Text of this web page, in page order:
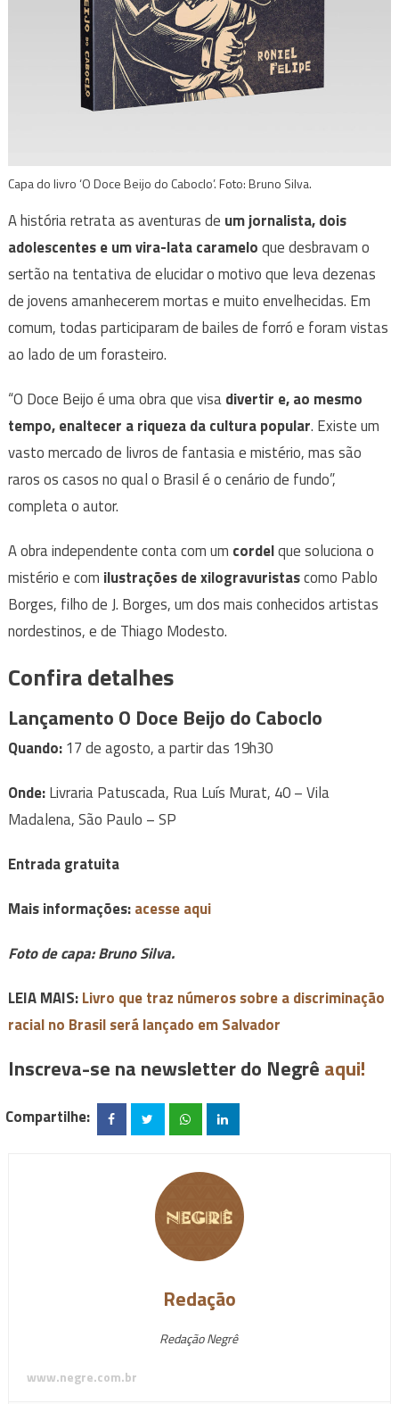
Capa do livro ‘O Doce Beijo do Caboclo’. Foto: Bruno Silva.
A história retrata as aventuras de um jornalista, dois
adolescentes e um vira-lata carameloque desbravam o
sertão na tentativa de elucidar o motivo que leva dezenas
de jovens amanhecerem mortas e muito envelhecidas. Em
comum, todas participaram de bailes de forró e foram vistas
ao lado de um forasteiro.
“O Doce Beijo é uma obra que visadivertir e, ao mesmo
tempo, enaltecer a riqueza da cultura popular. Existe um
vasto mercado de livros de fantasia e mistério, mas são
raros os casos no qual o Brasil é o cenário de fundo”,
completa o autor.
A obra independente conta com um cordelque soluciona o
mistério e com ilustrações de xilogravuristascomo Pablo
Borges, filho de J. Borges, um dos mais conhecidos artistas
nordestinos, e de Thiago Modesto.
Confira detalhes
Lançamento O Doce Beijo do Caboclo
Quando:17 de agosto, a partir das 19h30
Onde:Livraria Patuscada, Rua Luís Murat, 40 – Vila
Madalena, São Paulo – SP
Entrada gratuita
Mais informações:acesse aqui
Foto de capa: Bruno Silva.
LEIA MAIS:Livro que traz números sobre a discriminação
racial no Brasil será lançado em Salvador
Inscreva-se na newsletter do Negrê aqui!
Compartilhe:
Redação
Redação Negrê
www.negre.com.br